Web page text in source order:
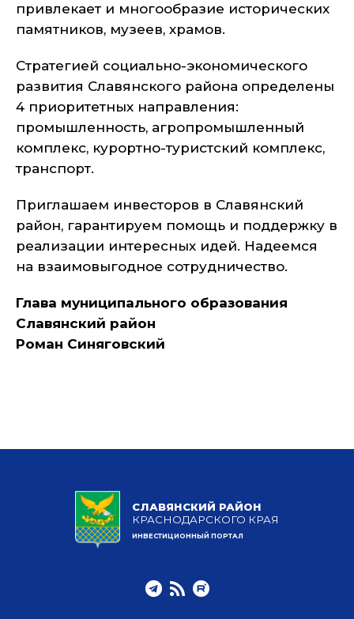
привлекает и многообразие исторических
памятников, музеев, храмов.
Стратегией социально-экономического
развития Славянского района определены
4 приоритетных направления:
промышленность, агропромышленный
комплекс, курортно-туристский комплекс,
транспорт.
Приглашаем инвесторов в Славянский
район, гарантируем помощь и поддержку в
реализации интересных идей. Надеемся
на взаимовыгодное сотрудничество.
Глава муниципального образования
Славянский район
Роман Синяговский
СЛАВЯНСКИЙ РАЙОН
КРАСНОДАРСКОГО КРАЯ
ИНВЕСТИЦИОННЫЙ ПОРТАЛ